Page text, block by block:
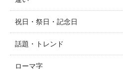
祝日・祭日・記念日
話題・トレンド
ローマ字